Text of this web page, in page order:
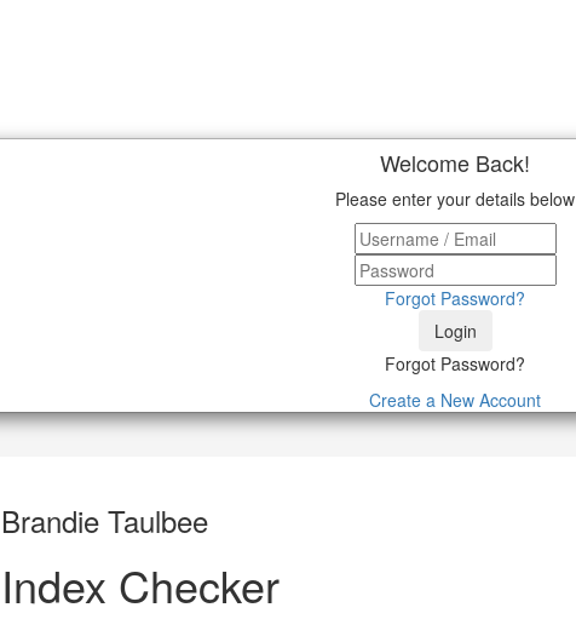
Welcome Back!
Please enter your details below
Forgot Password?
Login
Forgot Password?
Create a New Account
Brandie Taulbee
Index Checker